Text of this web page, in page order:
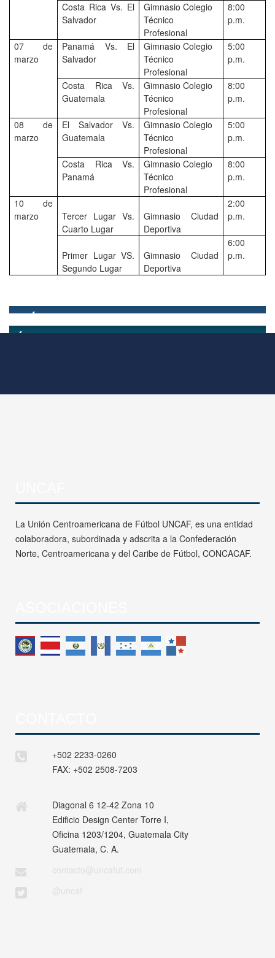
Costa Rica Vs. El
Salvador
Gimnasio Colegio
Técnico
Profesional
8:00
p.m.
07 de
marzo
Panamá Vs. El
Salvador
Gimnasio Colegio
Técnico
Profesional
5:00
p.m.
Costa Rica Vs.
Guatemala
Gimnasio Colegio
Técnico
Profesional
8:00
p.m.
08 de
marzo
El Salvador Vs.
Guatemala
Gimnasio Colegio
Técnico
Profesional
5:00
p.m.
Costa Rica Vs.
Panamá
Gimnasio Colegio
Técnico
Profesional
8:00
p.m.
10 de
marzo
Tercer Lugar Vs.
Cuarto Lugar
Gimnasio Ciudad
Deportiva
2:00
p.m.
Primer Lugar VS.
Segundo Lugar
Gimnasio Ciudad
Deportiva
6:00
p.m.
La Unión Centroamericana de Fútbol UNCAF, es una entidad
colaboradora, subordinada y adscrita a la Confederación
Norte, Centroamericana y del Caribe de Fútbol, CONCACAF.
+502 2233-0260
FAX: +502 2508-7203
Diagonal 6 12-42 Zona 10
Edificio Design Center Torre I,
Oficina 1203/1204, Guatemala City
Guatemala, C. A.
contacto@uncafut.com
@uncaf